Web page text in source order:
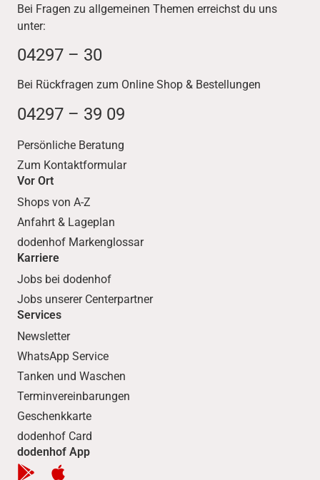
Ausbildungs
Bei Fragen zu allgemeinen Themen erreichst du uns
unter:
04297 – 30
Bei Rückfragen zum Online Shop & Bestellungen
04297 – 39 09
Persönliche Beratung
Zum Kontaktformular
Vor Ort
Shops von A-Z
Anfahrt & Lageplan
dodenhof Markenglossar
Karriere
Jobs bei dodenhof
Jobs unserer Centerpartner
Services
Newsletter
WhatsApp Service
Tanken und Waschen
Terminvereinbarungen
Geschenkkarte
dodenhof Card
dodenhof App